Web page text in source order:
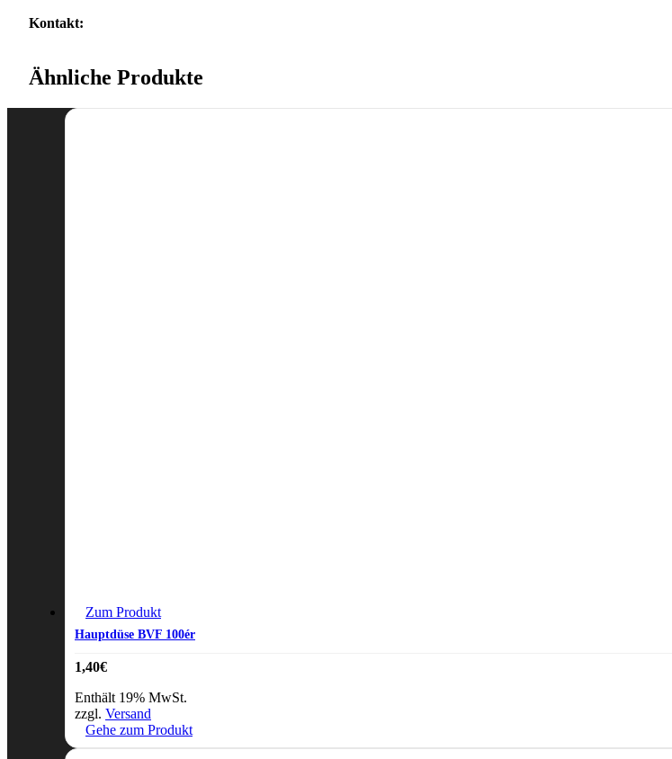
Kontakt:
Ähnliche Produkte
Zum Produkt
Hauptdüse BVF 100ér
1,40€
Enthält 19% MwSt.
zzgl. Versand
Gehe zum Produkt